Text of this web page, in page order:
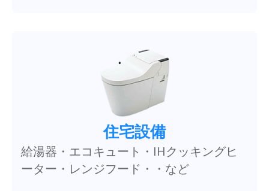
住宅設備
給湯器・エコキュート・IHクッキングヒ
ーター・レンジフード・・など